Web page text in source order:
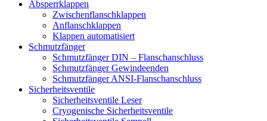
Absperrklappen
Zwischenflanschklappen
Anflanschklappen
Klappen automatisiert
Schmutzfänger
Schmutzfänger DIN – Flanschanschluss
Schmutzfänger Gewindeenden
Schmutzfänger ANSI-Flanschanschluss
Sicherheitsventile
Sicherheitsventile Leser
Cryogenische Sicherheitsventile